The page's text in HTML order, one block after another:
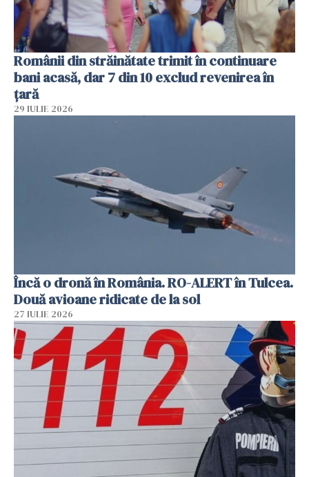
Românii din străinătate trimit în continuare
bani acasă, dar 7 din 10 exclud revenirea în
țară
29 IULIE 2026
Încă o dronă în România. RO-ALERT în Tulcea.
Două avioane ridicate de la sol
27 IULIE 2026